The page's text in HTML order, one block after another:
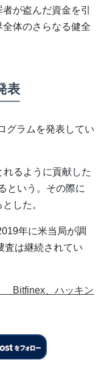
が盗んだ資金を引
体のさらなる健全
表
グラムを発表してい
るように貢献した
という。その際に
した。
年に米当局が調
査は継続されてい
Bitfinex、ハッキン